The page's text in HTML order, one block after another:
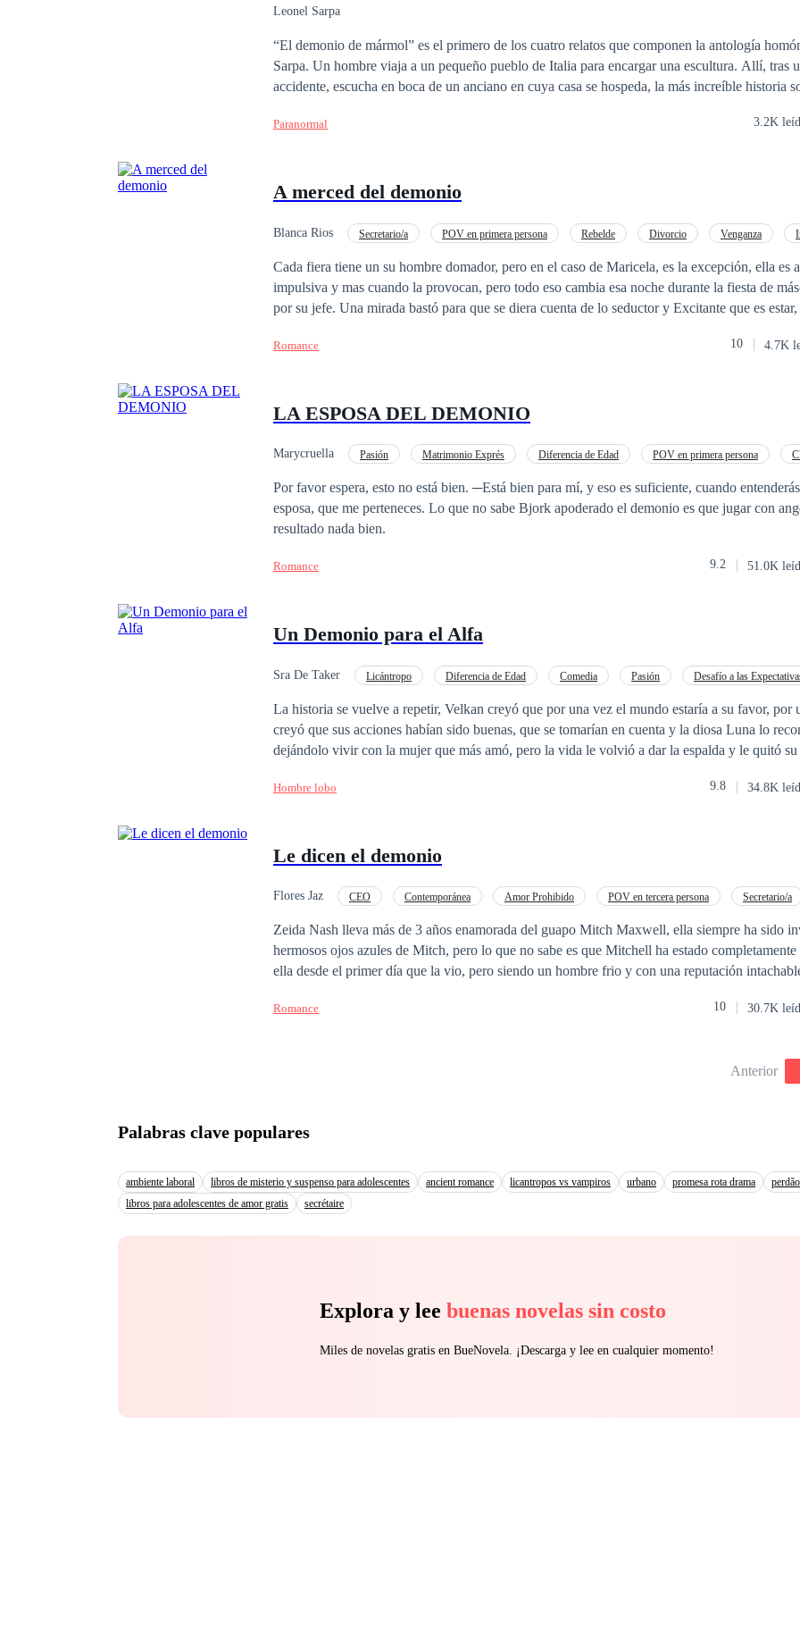
Leonel Sarpa
“El demonio de mármol” es el primero de los cuatro relatos que componen la antología
Sarpa. Un hombre viaja a un pequeño pueblo de Italia para encargar una escultura. Allí, tras
accidente, escucha en boca de un anciano en cuya casa se hospeda, la más increíble historia
perdurando en el tiempo el efecto angustioso en los moradores del pueblo y de cuanta gente
nos adentra en las más oscuras facetas de sus personajes, movidos por el odio, la venganza,
Paranormal 3.2K
A merced del demonio
Blanca Rios Secretario/a POV en primera persona Rebelde Divorcio Venganza
Cada fiera tiene un su hombre domador, pero en el caso de Maricela, es la excepción, ella es
impulsiva y mas cuando la provocan, pero todo eso cambia esa noche durante la fiesta de
por su jefe. Una mirada bastó para que se diera cuenta de lo seductor y Excitante que es estar, A Merced del
Romance 10 4.7K
LA ESPOSA DEL DEMONIO
Marycruella Pasión Matrimonio Exprés Diferencia de Edad POV en primera persona
Por favor espera, esto no está bien. ─Está bien para mí, y eso es suficiente, cuando entenderás que eres mía, mi
esposa, que me perteneces. Lo que no sabe Bjork apoderado el demonio es que jugar con angeles nunca a
resultado nada bien.
Romance 9.2 51.0K
Un Demonio para el Alfa
Sra De Taker Licántropo Diferencia de Edad Comedia Pasión Desafío a las
La historia se vuelve a repetir, Velkan creyó que por una vez el mundo estaría a su favor, por
creyó que sus acciones habían sido buenas, que se tomarían en cuenta y la diosa Luna lo
dejándolo vivir con la mujer que más amó, pero la vida le volvió a dar la espalda y le quitó su
Velkan no es más que un lobo amargado, cruel y despreocupado, se mete en todas las peleas
Hombre lobo 9.8 34.8K
Le dicen el demonio
Flores Jaz CEO Contemporánea Amor Prohibido POV en tercera persona Secretario/a
Zeida Nash lleva más de 3 años enamorada del guapo Mitch Maxwell, ella siempre ha sido
hermosos ojos azules de Mitch, pero lo que no sabe es que Mitchell ha estado completamente
ella desde el primer día que la vio, pero siendo un hombre frio y con una reputación
tiene preparado. Romance, celos, drama, eso y mucho más, nos espera en esta pequeña
Romance 10 30.7K
Anterior
Palabras clave populares
ambiente laboral libros de misterio y suspenso para adolescentes ancient romance licantropos vs vampiros urbano promesa rota drama perdão
libros para adolescentes de amor gratis
secrétaire
Explora y lee buenas novelas sin costo
Miles de novelas gratis en BueNovela. ¡Descarga y lee en cualquier momento!